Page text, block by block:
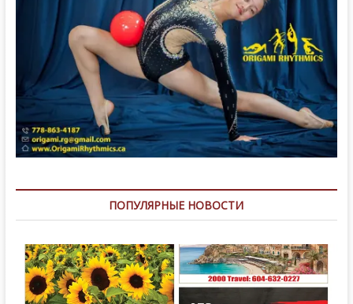
ПОПУЛЯРНЫЕ НОВОСТИ